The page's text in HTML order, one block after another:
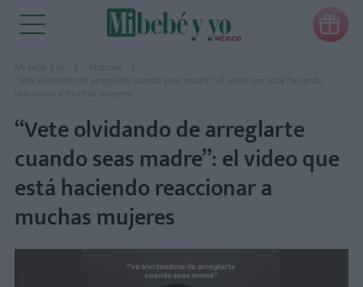

Mi bebé y yo
Noticias
“Vete olvidando de arreglarte cuando seas madre”: el video que está haciendo
“Vete olvidando de arreglarte
cuando seas madre”: el video que
está haciendo reaccionar a
muchas mujeres